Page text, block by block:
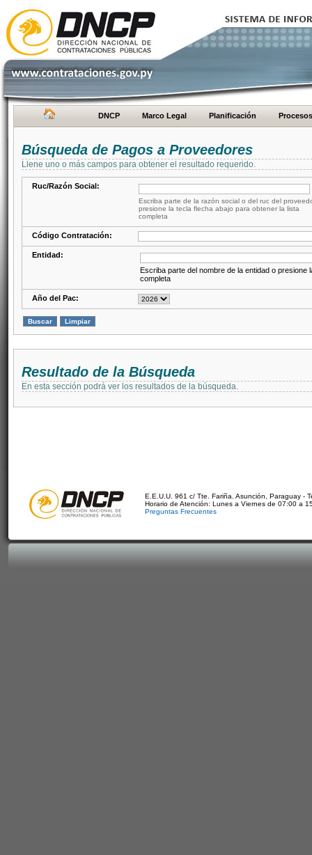
DNCP Marco Legal Planificación Procesos
Búsqueda de Pagos a Proveedores
Llene uno o más campos para obtener el resultado requerido.
Ruc/Razón Social:
Escriba parte de la razón social o del ruc del
presione la tecla flecha abajo para obtener la lista
completa
Código Contratación:
Entidad:
Escriba parte del nombre de la entidad o presione
completa
Año del Pac:
Resultado de la Búsqueda
En esta sección podrá ver los resultados de la búsqueda.
E.E.U.U. 961 c/ Tte. Fariña. Asunción, Paraguay -
Horario de Atención: Lunes a Viernes de 07:00 a
Preguntas Frecuentes